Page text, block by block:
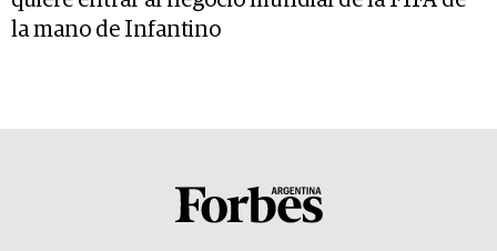
la mano de Infantino